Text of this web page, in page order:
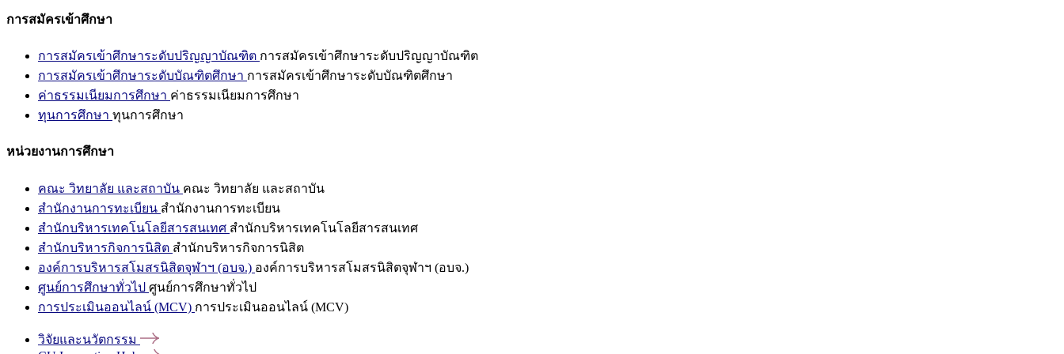
การสมัครเข้าศึกษา
การสมัครเข้าศึกษาระดับปริญญาบัณฑิต การสมัครเข้าศึกษาระดับปริญญาบัณฑิต
การสมัครเข้าศึกษาระดับบัณฑิตศึกษา การสมัครเข้าศึกษาระดับบัณฑิตศึกษา
ค่าธรรมเนียมการศึกษา ค่าธรรมเนียมการศึกษา
ทุนการศึกษา ทุนการศึกษา
หน่วยงานการศึกษา
คณะ วิทยาลัย และสถาบัน คณะ วิทยาลัย และสถาบัน
สำนักงานการทะเบียน สำนักงานการทะเบียน
สำนักบริหารเทคโนโลยีสารสนเทศ สำนักบริหารเทคโนโลยีสารสนเทศ
สำนักบริหารกิจการนิสิต สำนักบริหารกิจการนิสิต
องค์การบริหารสโมสรนิสิตจุฬาฯ (อบจ.) องค์การบริหารสโมสรนิสิตจุฬาฯ (อบจ.)
ศูนย์การศึกษาทั่วไป ศูนย์การศึกษาทั่วไป
การประเมินออนไลน์ (MCV) การประเมินออนไลน์ (MCV)
วิจัยและนวัตกรรม